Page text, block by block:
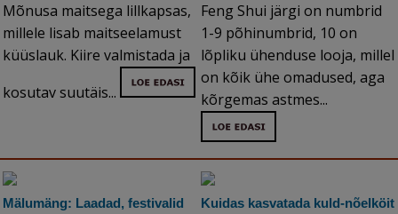
Mõnusa maitsega lillkapsas,
millele lisab maitseelamust
küüslauk. Kiire valmistada ja
kosutav suutäis...
Feng Shui järgi on numbrid
1-9 põhinumbrid, 10 on
lõpliku ühenduse looja, millel
on kõik ühe omadused, aga
kõrgemas astmes...
Mälumäng: Laadad, festivalid
Kuidas kasvatada kuld-nõelköit